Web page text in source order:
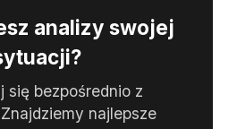
analizy swojej
się bezpośrednio z
najlepsze